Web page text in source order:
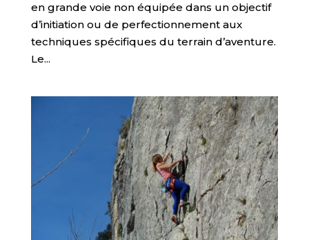
en grande voie non équipée dans un objectif
d’initiation ou de perfectionnement aux
techniques spécifiques du terrain d’aventure.
Le...